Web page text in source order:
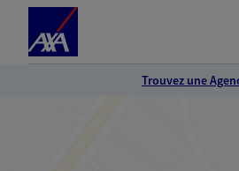
Trouvez une